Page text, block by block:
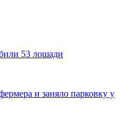
53 лошади
и заняло парковку у